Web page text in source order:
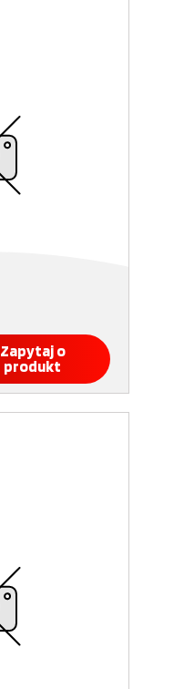
Zapytaj o
produkt